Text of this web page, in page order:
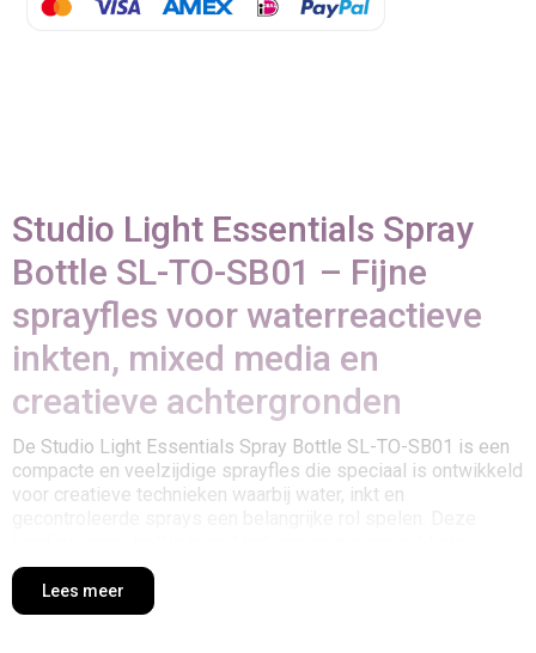
Studio Light Essentials Spray
Bottle SL-TO-SB01 – Fijne
sprayfles voor waterreactieve
inkten, mixed media en
creatieve achtergronden
De Studio Light Essentials Spray Bottle SL-TO-SB01 is een
compacte en veelzijdige sprayfles die speciaal is ontwikkeld
voor creatieve technieken waarbij water, inkt en
waterdruppels, kleurreacties, watercolor-effecten en
gemengde achtergronden te creëren binnen kaarten, art
journals, scrapbooking en mixed media projecten.
Lees meer